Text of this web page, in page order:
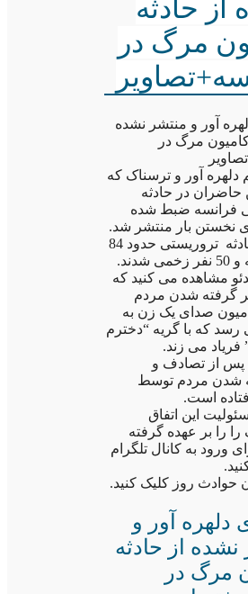
از حادثه
مرگ در
آور و منتشر نشده
کامیون مرگ در
دلهره آور و ترسناک که
حاضران در حادثه
فرانسه ضبط شده
نخستن بار منتشر شد.
در این حادثه تروریستی حدود 84
نفر کشته و 50 نفر زخمی شدند.
مشاهده می کنید که
گرفته شدن مردم
صدای یک زن به
که با گریه “دخترم
فریاد می زند.
پس از تصادف و
شدن مردم توسط
است.
این اتفاق
را بر عهده گرفته
ورود به کانال تلگرام
حوادث روز کلیک کنید.
دلهره آور و
نشده از حادثه
مرگ در